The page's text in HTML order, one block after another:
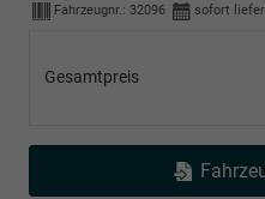
Fahrzeugnr.: 32096 sofort
Gesamtpreis